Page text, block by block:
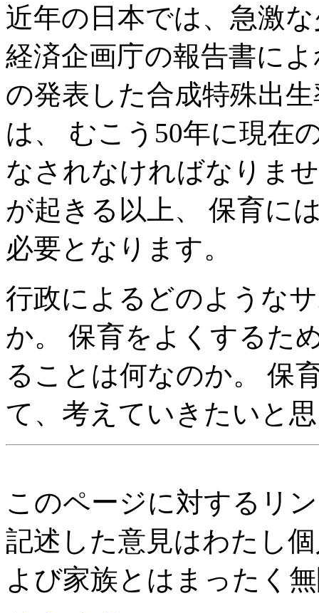
近年の日本では、急激
経済企画庁の報告書に
の発表した合成特殊出
は、 むこう50年に現在
なされなければなりま
が起きる以上、 保育に
必要となります。
行政によるどのような
か。 保育をよくするた
ることは何なのか。 保
て、考えていきたいと
このページに対するリ
記述した意見はわたし
よび家族とはまったく